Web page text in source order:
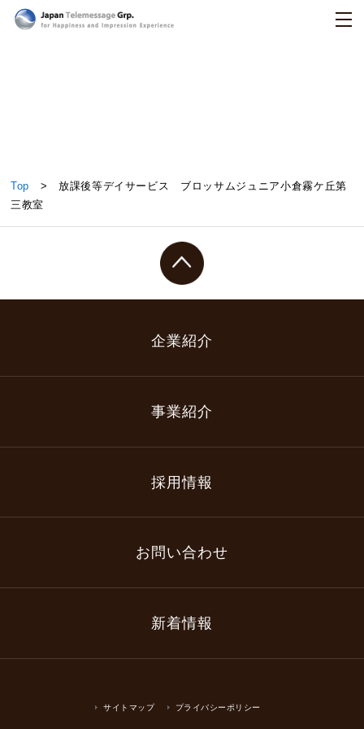
放課後等デイサービス ブロッサムジュニア小倉霧
ケ丘第三教室
Top > 放課後等デイサービス ブロッサムジュニア小倉霧ケ丘第
三教室
企業紹介
事業紹介
採用情報
お問い合わせ
新着情報
サイトマップ プライバシーポリシー